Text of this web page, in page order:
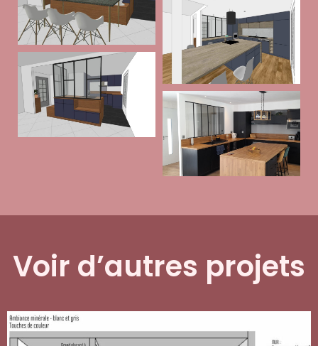
Voir d’autres projets